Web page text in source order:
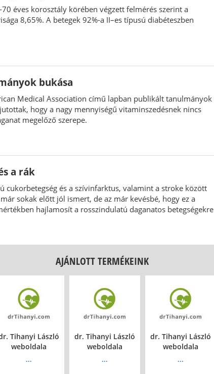
éves korosztály körében végzett felmérés szerint a
8,65%. A betegek 92%-a II–es típusú diabéteszben
bukása
Medical Association című lapban publikált tanulmányok
hogy a nagy mennyiségű vitaminszedésnek nincs
megelőző szerepe.
a rák
cukorbetegség és a szívinfarktus, valamint a stroke között
sokak előtt jól ismert, de az már kevésbé, hogy ez a
hajlamosít a rosszindulatú daganatos betegségekre
AJÁNLOTT TERMÉKEINK
Tihanyi László
weboldala
...
dr. Tihanyi László
weboldala
...
dr. Tihanyi László
weboldala
...